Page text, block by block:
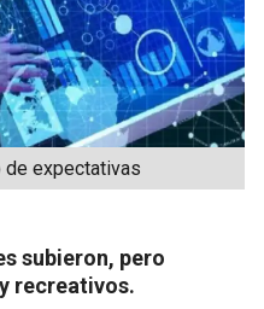
de expectativas
subieron, pero
recreativos.